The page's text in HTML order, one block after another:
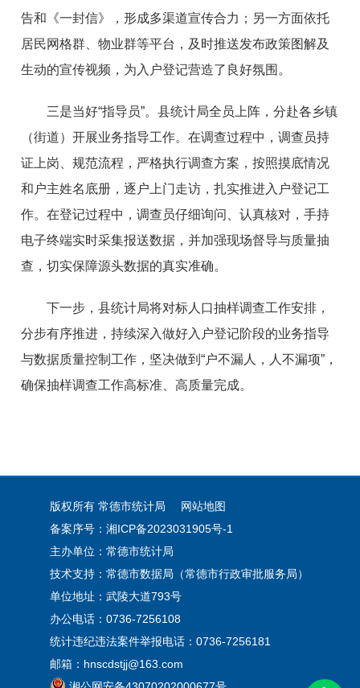
告和《一封信》，形成多渠道宣传合力；另一方面依托
居民网格群、物业群等平台，及时推送发布政策图解及
生动的宣传视频，为入户登记营造了良好氛围。
三是当好“指导员”。县统计局全员上阵，分赴各乡镇
（街道）开展业务指导工作。在调查过程中，调查员持
证上岗、规范流程，严格执行调查方案，按照摸底情况
和户主姓名底册，逐户上门走访，扎实推进入户登记工
作。在登记过程中，调查员仔细询问、认真核对，手持
电子终端实时采集报送数据，并加强现场督导与质量抽
查，切实保障源头数据的真实准确。
下一步，县统计局将对标人口抽样调查工作安排，
分步有序推进，持续深入做好入户登记阶段的业务指导
与数据质量控制工作，坚决做到“户不漏人，人不漏项”，
确保抽样调查工作高标准、高质量完成。
版权所有 常德市统计局
网站地图
备案序号：湘ICP备2023031905号-1
主办单位：常德市统计局
技术支持：常德市数据局（常德市行政审批服务局）
单位地址：武陵大道793号
办公电话：0736-7256108
统计违纪违法案件举报电话：0736-7256181
邮箱：hnscdstjj@163.com